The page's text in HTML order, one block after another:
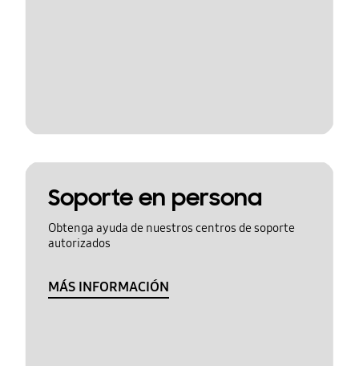
Soporte en persona
Obtenga ayuda de nuestros centros de soporte
autorizados
MÁS INFORMACIÓN